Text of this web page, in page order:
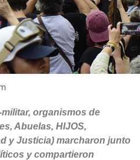
organismos de
Abuelas, HIJOS,
y Justicia) marcharon junto
y compartieron